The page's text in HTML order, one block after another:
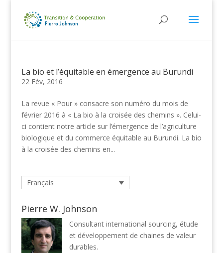
La bio et l’équitable en émergence au Burundi
22 Fév, 2016
La revue « Pour » consacre son numéro du mois de
février 2016 à « La bio à la croisée des chemins ». Celui-
ci contient notre article sur l’émergence de l’agriculture
biologique et du commerce équitable au Burundi. La bio
à la croisée des chemins en...
Français
Pierre W. Johnson
Consultant international sourcing, étude
et développement de chaines de valeur
durables.